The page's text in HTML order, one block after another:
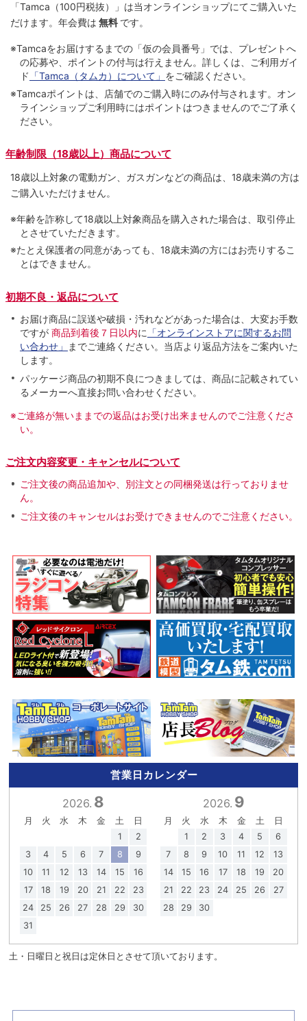
「Tamca （100円税抜）
」は当オンラインショップにてご購⼊いた
だけます。 年会費は 無料 です。
※Tamcaをお届けするまでの「仮の会員番号」では、プレゼントへ
の応募や、ポイントの付与は⾏えません。詳しくは、ご利⽤ガイ
ド 「Tamca（タムカ）について」 をご確認ください。
※Tamcaポイントは、店舗でのご購⼊時にのみ付与されます。オン
ラインショップご利用時にはポイントはつきませんのでご了承く
ださい。
年齢制限（18歳以上）商品について
18歳以上対象の電動ガン、ガスガンなどの商品は、18歳未満の方は
ご購入いただけません。
※年齢を詐称して18歳以上対象商品を購入された場合は、取引停止
とさせていただきます。
※たとえ保護者の同意があっても、18歳未満の方にはお売りするこ
とはできません。
初期不良・返品について
お届け商品に誤送や破損・汚れなどがあった場合は、大変お手数
ですが 商品到着後７日以内に 「オンラインストアに関するお問
い合わせ」
までご連絡ください。当店より返品方法をご案内いた
します。
パッケージ商品の初期不良につきましては、商品に記載されてい
るメーカーへ直接お問い合わせください。
※ご連絡が無いままでの返品はお受け出来ませんのでご注意くださ
い。
ご注文内容変更・キャンセルについて
ご注文後の商品追加や、別注文との同梱発送は行っておりませ
ん。
ご注文後のキャンセルはお受けできませんのでご注意ください。
営業日カレンダー
2026. 8
月 火 水 木 金 土
日
1
2
3
4 5 6 7 8
9
10
11 12 13 14 15
16
17
18 19 20 21 22
23
24
25 26 27 28 29
30
31
2026. 9
月 火 水 木 金 土
日
1
2 3 4 5
6
7
8 9 10 11 12
13
14
15 16 17 18 19
20
21
22 23 24 25 26
27
28
29 30
土・日曜日と祝日は定休日とさせて頂いております。